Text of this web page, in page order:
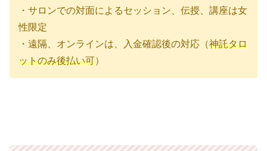
・サロンでの対面によるセッション、伝授、講座は女
性限定
・遠隔、オンラインは、入金確認後の対応（神託タロ
ットのみ後払い可）